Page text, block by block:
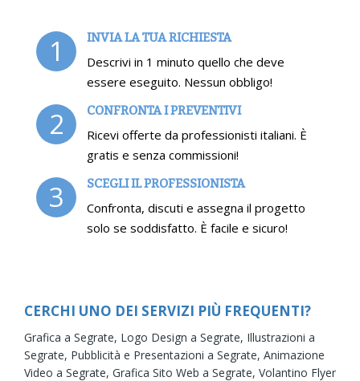
1 INVIA LA TUA RICHIESTA
Descrivi in 1 minuto quello che deve
essere eseguito. Nessun obbligo!
2 CONFRONTA I PREVENTIVI
Ricevi offerte da professionisti italiani. È
gratis e senza commissioni!
3 SCEGLI IL PROFESSIONISTA
Confronta, discuti e assegna il progetto
solo se soddisfatto. È facile e sicuro!
CERCHI UNO DEI SERVIZI PIÙ FREQUENTI?
Grafica a Segrate, Logo Design a Segrate, Illustrazioni a
Segrate, Pubblicità e Presentazioni a Segrate, Animazione
Video a Segrate, Grafica Sito Web a Segrate, Volantino Flyer